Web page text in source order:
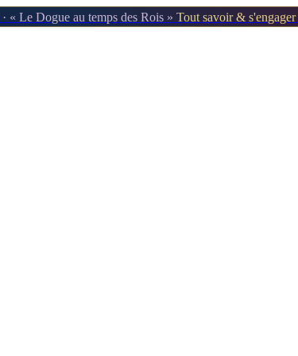
· « Le Dogue au temps des Rois » Tout savoir &